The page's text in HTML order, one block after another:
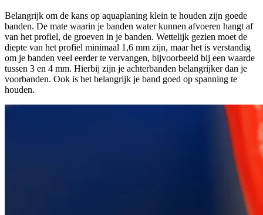
Belangrijk om de kans op aquaplaning klein te houden zijn goede
banden. De mate waarin je banden water kunnen afvoeren hangt af
van het profiel, de groeven in je banden. Wettelijk gezien moet de
diepte van het profiel minimaal 1,6 mm zijn, maar het is verstandig
om je banden veel eerder te vervangen, bijvoorbeeld bij een waarde
tussen 3 en 4 mm. Hierbij zijn je achterbanden belangrijker dan je
voorbanden. Ook is het belangrijk je band goed op spanning te
houden.